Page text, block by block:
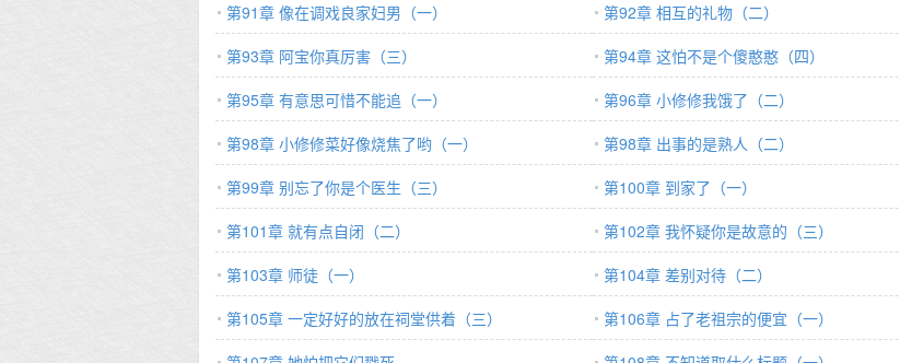
第91章 像在调戏良家妇男（一）
第92章 相互的礼物（二）
第93章 阿宝你真厉害（三）
第94章 这怕不是个傻憨憨（四）
第95章 有意思可惜不能追（一）
第96章 小修修我饿了（二）
第98章 小修修菜好像烧焦了哟（一）
第98章 出事的是熟人（二）
第99章 别忘了你是个医生（三）
第100章 到家了（一）
第101章 就有点自闭（二）
第102章 我怀疑你是故意的（三）
第103章 师徒（一）
第104章 差别对待（二）
第105章 一定好好的放在祠堂供着（三）
第106章 占了老祖宗的便宜（一）